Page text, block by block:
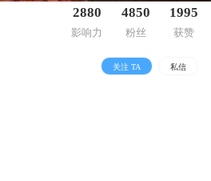
2880
影响力
4850
粉丝
1995
获赞
关注 TA 私信